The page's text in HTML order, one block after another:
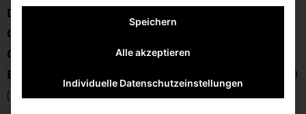
Datum
Ort
Gegner
: HSG Schwab/kirchen
Endstand
: HSG Schwab/kirchen : VfL Waldkraiburg 20:19
(10:9)
Speichern
Alle akzeptieren
Individuelle Datenschutzeinstellungen